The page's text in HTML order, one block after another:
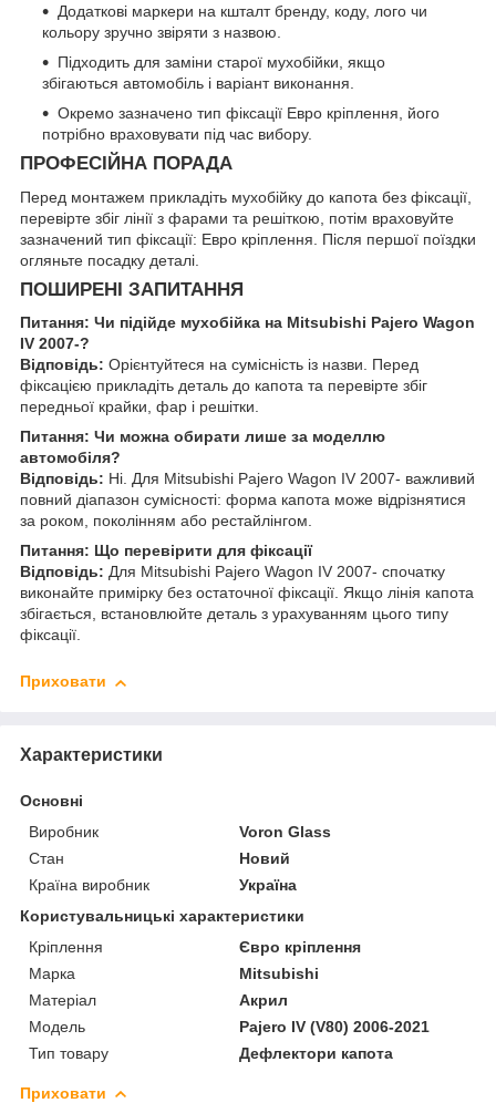
Додаткові маркери на кшталт бренду, коду, лого чи
кольору зручно звіряти з назвою.
Підходить для заміни старої мухобійки, якщо
збігаються автомобіль і варіант виконання.
Окремо зазначено тип фіксації Евро кріплення, його
потрібно враховувати під час вибору.
ПРОФЕСІЙНА ПОРАДА
Перед монтажем прикладіть мухобійку до капота без фіксації,
перевірте збіг лінії з фарами та решіткою, потім враховуйте
зазначений тип фіксації: Евро кріплення. Після першої поїздки
огляньте посадку деталі.
ПОШИРЕНІ ЗАПИТАННЯ
Питання: Чи підійде мухобійка на Mitsubishi Pajero Wagon
IV 2007-?
Відповідь: Орієнтуйтеся на сумісність із назви. Перед
фіксацією прикладіть деталь до капота та перевірте збіг
передньої крайки, фар і решітки.
Питання: Чи можна обирати лише за моделлю
автомобіля?
Відповідь: Ні. Для Mitsubishi Pajero Wagon IV 2007- важливий
повний діапазон сумісності: форма капота може відрізнятися
за роком, поколінням або рестайлінгом.
Питання: Що перевірити для фіксації
Відповідь: Для Mitsubishi Pajero Wagon IV 2007- спочатку
виконайте примірку без остаточної фіксації. Якщо лінія капота
збігається, встановлюйте деталь з урахуванням цього типу
фіксації.
Приховати
Характеристики
Основні
Виробник
Voron Glass
Стан
Новий
Країна виробник
Україна
Користувальницькі характеристики
Кріплення
Євро кріплення
Марка
Mitsubishi
Матеріал
Акрил
Мoдель
Pajero IV (V80) 2006-2021
Тип товару
Дефлектори капота
Приховати